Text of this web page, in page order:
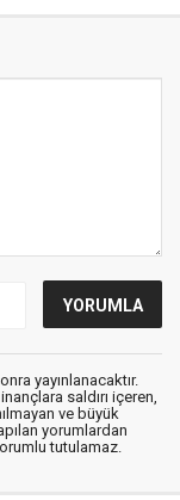
yayınlanacaktır.
saldırı içeren,
ve büyük
yorumlardan
tutulamaz.